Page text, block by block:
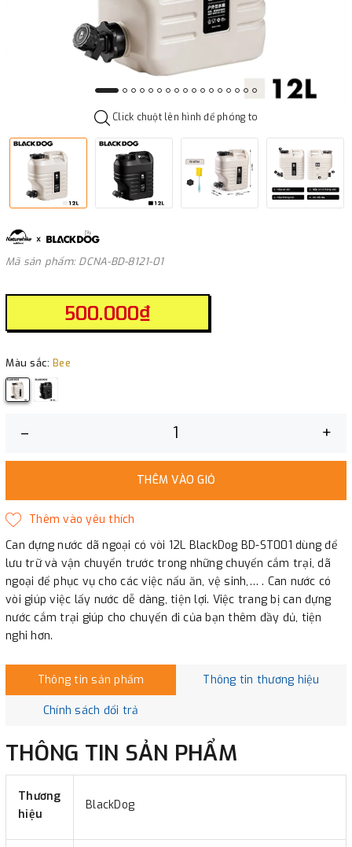
Click chuột lên hình để phóng to
Mã sản phẩm: DCNA-BD-8121-01
500.000₫
Màu sắc: Bee
– +
THÊM VÀO GIỎ
Can đựng nước dã ngoại có vòi 12L BlackDog BD-ST001 dùng để
lưu trữ và vận chuyển trước trong những chuyến cắm trại, dã
ngoại để phục vụ cho các việc nấu ăn, vệ sinh,… . Can nước có
vòi giúp việc lấy nước dễ dàng, tiện lợi. Việc trang bị can đựng
nước cắm trại giúp cho chuyến đi của bạn thêm đầy đủ, tiện
nghi hơn.
Thông tin sản phẩm Thông tin thương hiệu
Chính sách đổi trả
THÔNG TIN SẢN PHẨM
Thương
hiệu
BlackDog